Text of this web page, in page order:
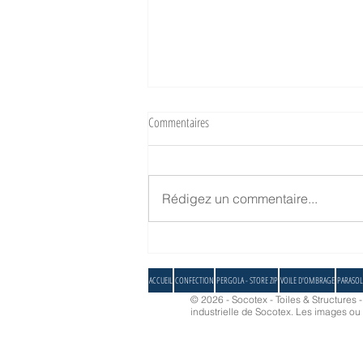
l'Elysée
Commentaires
Rédigez un commentaire...
ACCUEIL CONFECTION PERGOLA - STORE ZIP VOILE D'OMBRAGE PARASOL
© 2026 - Socotex - Toiles &
industrielle de Socotex. Les images